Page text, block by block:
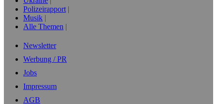
Polizeirapport
Musik
Alle Themen
Newsletter
Werbung / PR
Jobs
Impressum
AGB